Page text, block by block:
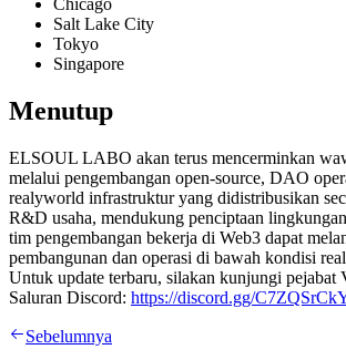
Salt Lake City
Tokyo
Singapore
Menutup
ELSOUL LABO akan terus mencerminkan
melalui pengembangan open-source, DAO
realyworld infrastruktur yang didistribusikan
R&D usaha, mendukung penciptaan
tim pengembangan bekerja di Web3 dapat
pembangunan dan operasi di bawah kondisi
Untuk update terbaru, silakan kunjungi pejabat
Saluran Discord: https://discord.gg/
Sebelumnya